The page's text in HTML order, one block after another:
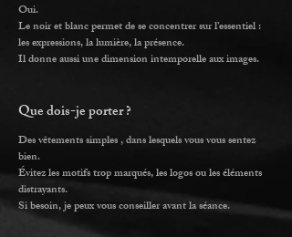
Oui.
Le noir et blanc permet de se concentrer sur l’essentiel :
les expressions, la lumière, la présence.
Il donne aussi une dimension intemporelle aux images.
Que dois-je porter ?
Des vêtements simples , dans lesquels vous vous sentez
bien.
Évitez les motifs trop marqués, les logos ou les éléments
distrayants.
Si besoin, je peux vous conseiller avant la séance.